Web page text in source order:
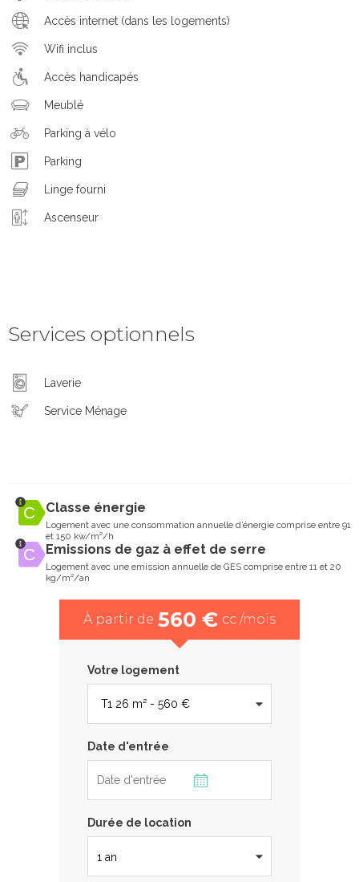
Accès internet (dans les logements)
Wifi inclus
Accès handicapés
Meublé
Parking à vélo
Parking
Linge fourni
Ascenseur
Services optionnels
Laverie
Service Ménage
Classe énergie
Logement avec une consommation annuelle d’énergie comprise entre 91
et 150 kw/m²/h
Emissions de gaz à effet de serre
Logement avec une emission annuelle de GES comprise entre 11 et 20
kg/m²/an
À partir de 560 € cc /mois
Votre logement
Date d'entrée
Durée de location